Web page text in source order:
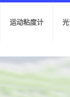
运动粘度计